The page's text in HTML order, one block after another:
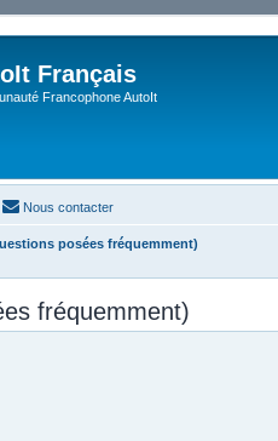
Français
Francophone AutoIt
Nous contacter
posées fréquemment)
fréquemment)